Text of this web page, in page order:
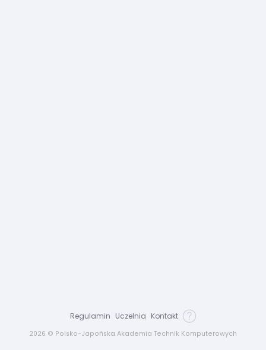
2026 © Polsko-Japońska Akademia Technik Komputerowych
Regulamin Uczelnia Kontakt